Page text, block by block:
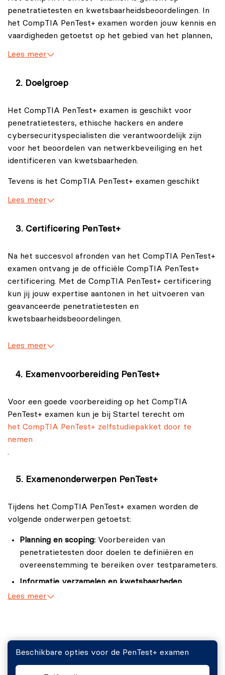
penetratietesten en kwetsbaarheidsbeoordelingen. In
het CompTIA PenTest+ examen worden jouw kennis en
vaardigheden getoetst op het gebied van het plannen,
Lees meer
Doelgroep
Het CompTIA PenTest+ examen is geschikt voor
penetratietesters, ethische hackers en andere
cybersecurityspecialisten die verantwoordelijk zijn
voor het beoordelen van netwerkbeveiliging en het
identificeren van kwetsbaarheden.
Tevens is het CompTIA PenTest+ examen geschikt
Lees meer
Certificering PenTest+
Na het succesvol afronden van het CompTIA PenTest+
examen ontvang je de officiële CompTIA PenTest+
certificering. Met de CompTIA PenTest+ certificering
kun jij jouw expertise aantonen in het uitvoeren van
geavanceerde penetratietesten en
kwetsbaarheidsbeoordelingen.
Lees meer
Examenvoorbereiding PenTest+
Voor een goede voorbereiding op het CompTIA
PenTest+ examen kun je bij Startel terecht om
het CompTIA PenTest+ zelfstudiepakket door te
nemen
.
Examenonderwerpen PenTest+
Tijdens het CompTIA PenTest+ examen worden de
volgende onderwerpen getoetst:
Planning en scoping: Voorbereiden van
penetratietesten door doelen te definiëren en
overeenstemming te bereiken over testparameters.
Informatie verzamelen en kwetsbaarheden
identificeren:
uitvoeren van aanvallen om de kwetsbaarheden in
Lees meer
Beschikbare opties voor de PenTest+ examen